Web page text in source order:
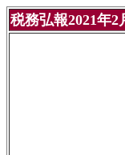
税務弘報2021年